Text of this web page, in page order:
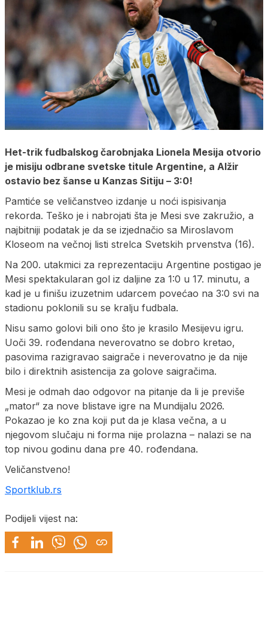
Het-trik fudbalskog čarobnjaka Lionela Mesija otvorio
je misiju odbrane svetske titule Argentine, a Alžir
ostavio bez šanse u Kanzas Sitiju – 3:0!
Pamtiće se veličanstveo izdanje u noći ispisivanja
rekorda. Teško je i nabrojati šta je Mesi sve zakružio, a
najbitniji podatak je da se izjednačio sa Miroslavom
Kloseom na večnoj listi strelca Svetskih prvenstva (16).
Na 200. utakmici za reprezentaciju Argentine postigao je
Mesi spektakularan gol iz daljine za 1:0 u 17. minutu, a
kad je u finišu izuzetnim udarcem povećao na 3:0 svi na
stadionu poklonili su se kralju fudbala.
Nisu samo golovi bili ono što je krasilo Mesijevu igru.
Uoči 39. rođendana neverovatno se dobro kretao,
pasovima razigravao saigrače i neverovatno je da nije
bilo i direktnih asistencija za golove saigračima.
Mesi je odmah dao odgovor na pitanje da li je previše
„mator“ za nove blistave igre na Mundijalu 2026.
Pokazao je ko zna koji put da je klasa večna, a u
njegovom slučaju ni forma nije prolazna – nalazi se na
top nivou godinu dana pre 40. rođendana.
Veličanstveno!
Sportklub.rs
Podijeli vijest na: